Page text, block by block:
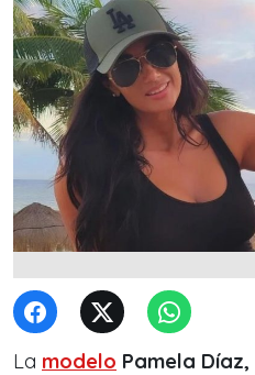
La modelo Pamela Díaz,